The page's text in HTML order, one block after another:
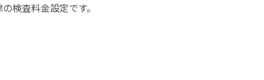
検査料金設定です。